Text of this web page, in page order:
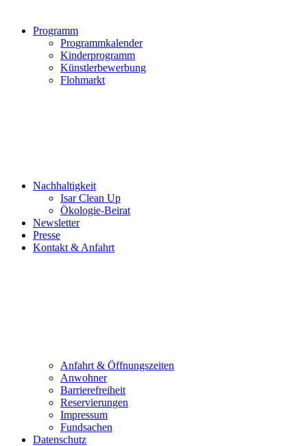
Programm
Programmkalender
Kinderprogramm
Künstlerbewerbung
Flohmarkt
Nachhaltigkeit
Isar Clean Up
Ökologie-Beirat
Newsletter
Presse
Kontakt & Anfahrt
Anfahrt & Öffnungszeiten
Anwohner
Barrierefreiheit
Reservierungen
Impressum
Fundsachen
Datenschutz